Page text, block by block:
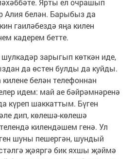
Ярты ел очрашып
Алия белән. Барыбыз да
гаиләбездә яңа килен
кадерем бетте.
зарыгып көткән иде,
да өстен булды да куйды.
белән телефоннан
идем: май ае бәйрәмнәренә
күреп шаккаттым. Бүген
дип, көлешә-көлешә
килендәшем генә. Ул
шуны пешергән, шундый
җәяргә бик яхшы җәймә